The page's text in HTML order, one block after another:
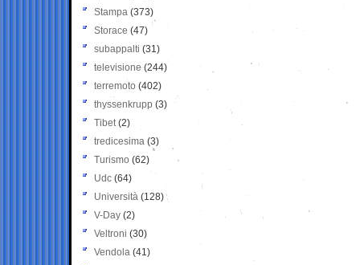
Stampa (373)
Storace (47)
subappalti (31)
televisione(244)
terremoto (402)
thyssenkrupp (3)
Tibet(2)
tredicesima (3)
Turismo (62)
Udc (64)
Università (128)
V-Day (2)
Veltroni (30)
Vendola (41)